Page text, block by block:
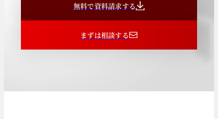
無料で資料請求する
まずは相談する